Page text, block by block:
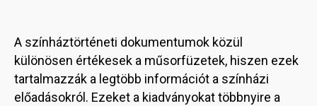
A színháztörténeti dokumentumok közül
különösen értékesek a műsorfüzetek, hiszen ezek
tartalmazzák a legtöbb információt a színházi
előadásokról. Ezeket a kiadványokat többnyire a